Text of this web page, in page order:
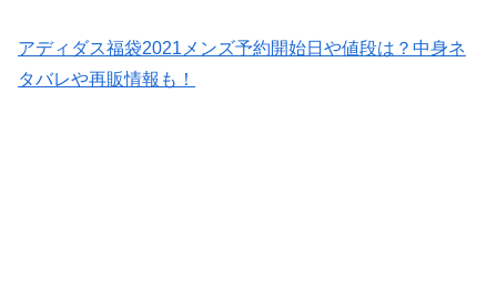
アディダス福袋2021メンズ予約開始日や値段は？中身ネ
タバレや再販情報も！